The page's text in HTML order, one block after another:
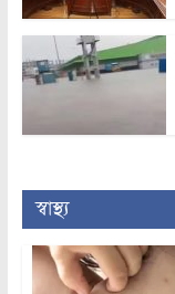
স্বাস্থ্য